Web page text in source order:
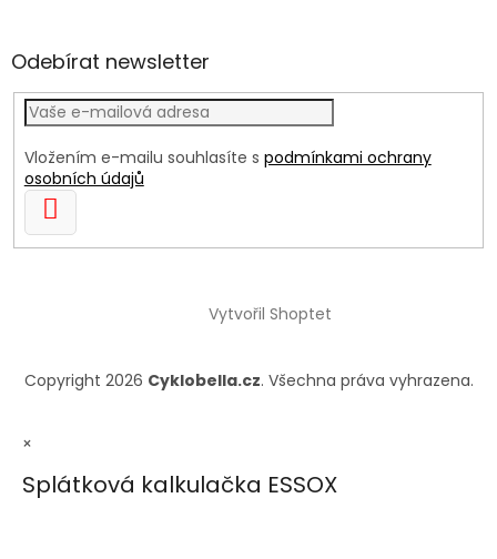
Odebírat newsletter
Vložením e-mailu souhlasíte s podmínkami ochrany
osobních údajů
SE
Vytvořil Shoptet
Copyright 2026 Cyklobella.cz. Všechna práva vyhrazena.
×
Splátková kalkulačka ESSOX